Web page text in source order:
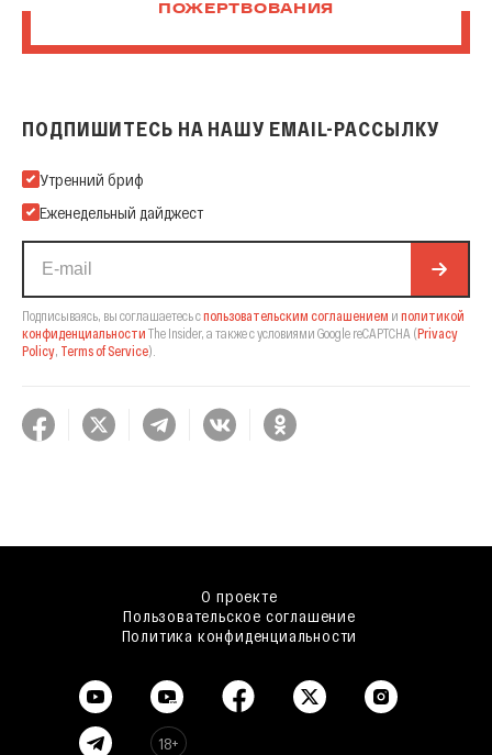
ПОЖЕРТВОВАНИЯ
ПОДПИШИТЕСЬ НА НАШУ EMAIL-РАССЫЛКУ
Подпишитесь на нашу Email-рассылку
Утренний бриф
Еженедельный дайджест
Подписываясь, вы соглашаетесь спользовательским соглашением и политикой
конфиденциальности The Insider, а также с условиями Google reCAPTCHA (Privacy
Policy, Terms of Service).
О проекте
Пользовательское соглашение
Политика конфиденциальности
18+